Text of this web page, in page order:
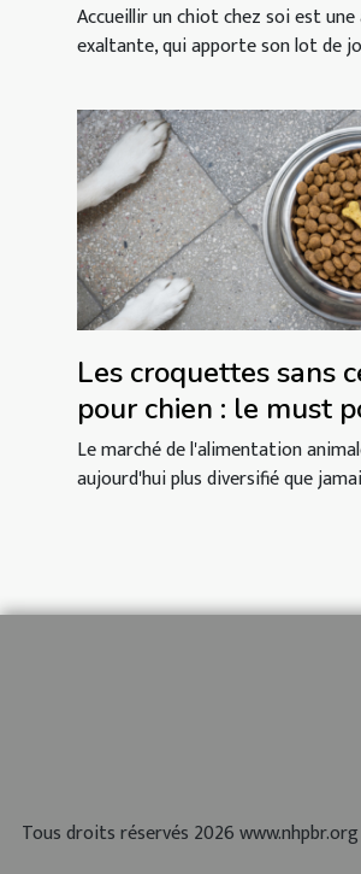
Accueillir un chiot chez soi est
exaltante, qui apporte son lot de
Les croquettes sans
pour chien : le must
santé !
Le marché de l'alimentation
aujourd'hui plus diversifié que
Tous droits réservés 2026 www.nhpbr.org